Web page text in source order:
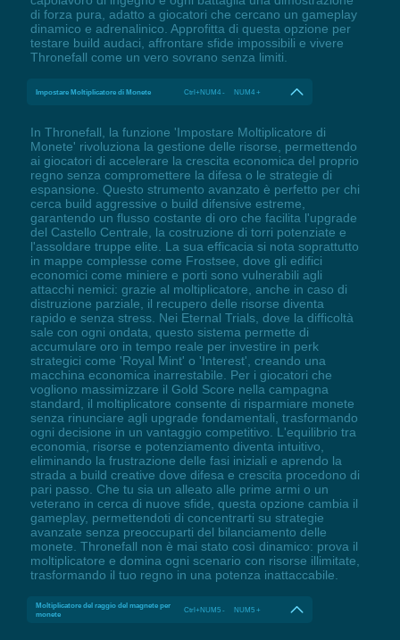
di forza pura, adatto a giocatori che cercano un gameplay
dinamico e adrenalinico. Approfitta di questa opzione per
testare build audaci, affrontare sfide impossibili e vivere
Thronefall come un vero sovrano senza limiti.
Impostare Moltiplicatore di Monete Ctrl+NUM4 - NUM4 +
In Thronefall, la funzione 'Impostare Moltiplicatore di
Monete' rivoluziona la gestione delle risorse, permettendo
ai giocatori di accelerare la crescita economica del proprio
regno senza compromettere la difesa o le strategie di
espansione. Questo strumento avanzato è perfetto per chi
cerca build aggressive o build difensive estreme,
garantendo un flusso costante di oro che facilita l'upgrade
del Castello Centrale, la costruzione di torri potenziate e
l'assoldare truppe elite. La sua efficacia si nota soprattutto
in mappe complesse come Frostsee, dove gli edifici
economici come miniere e porti sono vulnerabili agli
attacchi nemici: grazie al moltiplicatore, anche in caso di
distruzione parziale, il recupero delle risorse diventa
rapido e senza stress. Nei Eternal Trials, dove la difficoltà
sale con ogni ondata, questo sistema permette di
accumulare oro in tempo reale per investire in perk
strategici come 'Royal Mint' o 'Interest', creando una
macchina economica inarrestabile. Per i giocatori che
vogliono massimizzare il Gold Score nella campagna
standard, il moltiplicatore consente di risparmiare monete
senza rinunciare agli upgrade fondamentali, trasformando
ogni decisione in un vantaggio competitivo. L'equilibrio tra
economia, risorse e potenziamento diventa intuitivo,
eliminando la frustrazione delle fasi iniziali e aprendo la
strada a build creative dove difesa e crescita procedono di
pari passo. Che tu sia un alleato alle prime armi o un
veterano in cerca di nuove sfide, questa opzione cambia il
gameplay, permettendoti di concentrarti su strategie
avanzate senza preoccuparti del bilanciamento delle
monete. Thronefall non è mai stato così dinamico: prova il
moltiplicatore e domina ogni scenario con risorse illimitate,
trasformando il tuo regno in una potenza inattaccabile.
Moltiplicatore del raggio del magnete per
monete
Ctrl+NUM5 - NUM5 +